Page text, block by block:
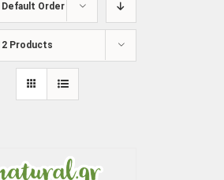
Default Order
Products